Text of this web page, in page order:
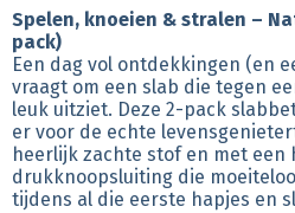
Spelen, knoeien & stralen –
pack)
Een dag vol ontdekkingen (en
vraagt om een slab die tegen
leuk uitziet. Deze 2-pack
er voor de echte
heerlijk zachte stof en met een
drukknoopsluiting die
tijdens al die eerste hapjes en